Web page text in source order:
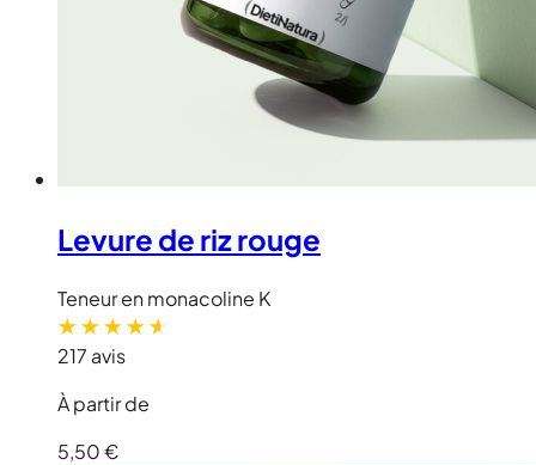
Levure de riz rouge
Teneur en monacoline K
217 avis
À partir de
5,50 €